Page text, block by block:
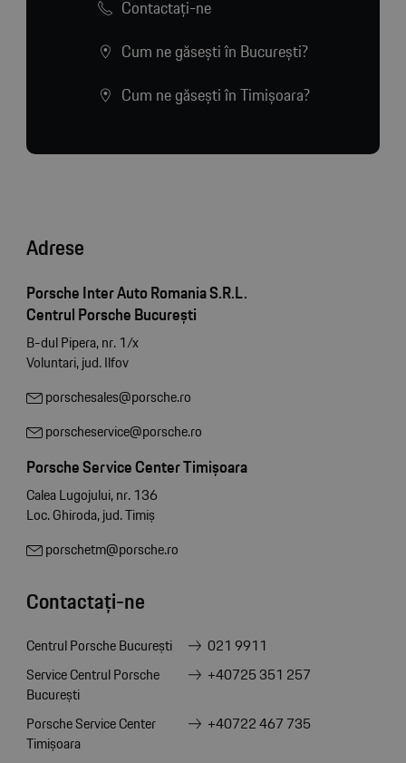
Contactaţi-ne
Cum ne găsești în București?
Cum ne găsești în Timișoara?
Adrese
Porsche Inter Auto Romania S.R.L.
Centrul Porsche București
B-dul Pipera, nr. 1/x
Voluntari, jud. Ilfov
porschesales@porsche.ro
porscheservice@porsche.ro
Porsche Service Center Timișoara
Calea Lugojului, nr. 136
Loc. Ghiroda, jud. Timiș
porschetm@porsche.ro
Contactați-ne
Centrul Porsche București
021 9911
Service Centrul Porsche
București
+40725 351 257
Porsche Service Center
Timișoara
+40722 467 735